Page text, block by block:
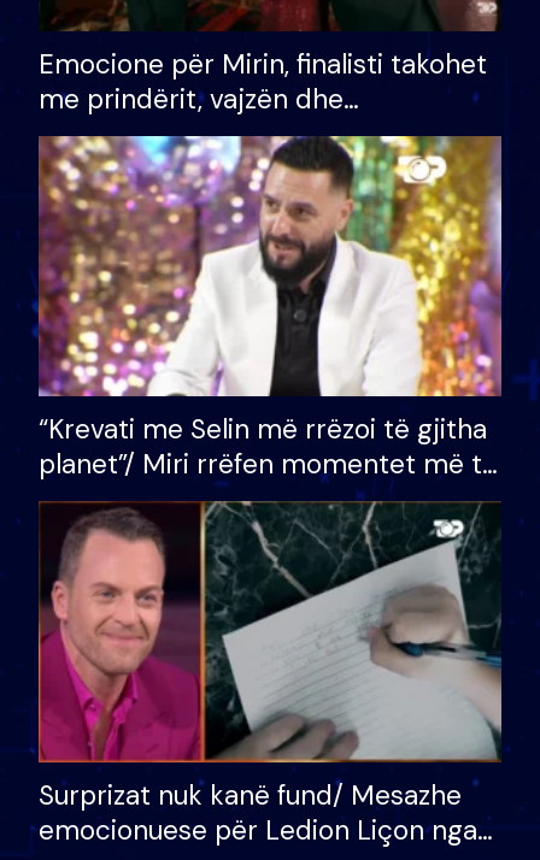
Emocione për Mirin, finalisti takohet
me prindërit, vajzën dhe
bashkëshorten: S’kemi ndonjë letër
divorci apo jo?
“Krevati me Selin më rrëzoi të gjitha
planet”/ Miri rrëfen momentet më të
bukura në shtëpinë e BB VIP: Do më
mungojë zilja e mëngjesit kur…
Surprizat nuk kanë fund/ Mesazhe
emocionuese për Ledion Liçon nga